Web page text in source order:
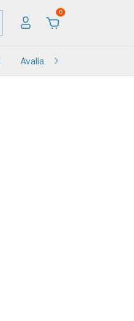
0
Avaliações